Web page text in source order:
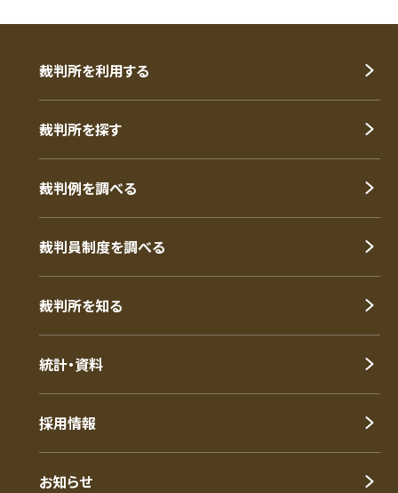
裁判所を利用する
裁判所を探す
裁判例を調べる
裁判員制度を調べる
裁判所を知る
統計・資料
採用情報
お知らせ